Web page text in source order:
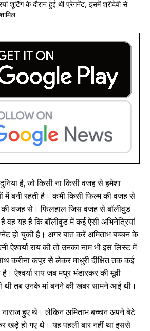
है, जो किसी ना किसी वजह से हमेशा
में बनी रहती है। कभी किसी फिल्म की वजह से
की वजह से। फिलहाल जिस वजह से बॉलीवुड
वह यह है कि बॉलीवुड में कई ऐसी अभिनेत्रियां
हो चुकी हैं। अगर बात करें अमिताभ बच्चन के
ऐश्वर्या राय की तो उनका नाम भी इस लिस्ट में
करीना कपूर से लेकर माधुरी दीक्षित तक कई
ऐश्वर्या राय जब मधुर भंडारकर की मूवी
थी तब उनके मां बनने की खबर सामने आई थी।
हुए थे। लेकिन अमिताभ बच्चन अपने बेटे
खड़े हो गए थे। यह पहली बार नहीं था इससे